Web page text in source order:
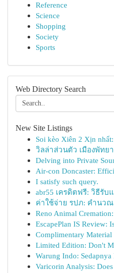
Reference
Science
Shopping
Society
Sports
Web Directory Search
New Site Listings
Soi kèo Xiên 2 Xịn
วิลล่าส่วนตัว เมืองพัทย
Delving into Private
Air-con Doncaster:
I satisfy such query.
abr55 เครดิตฟรี: วิธีรับ
ค่าใช้จ่าย รปภ: คำนว
Reno Animal
EscapePlan IS Review:
Complimentary
Limited Edition: Don't
Warung Indo: Sedapnya
Varicorin Analysis: